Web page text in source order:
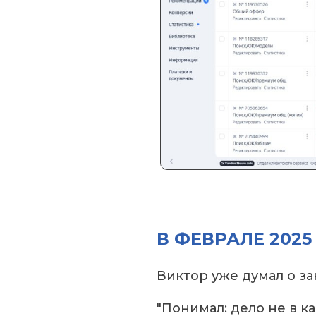
Виктор уже думал о
"Понимал: дело не в
В ФЕВРАЛЕ